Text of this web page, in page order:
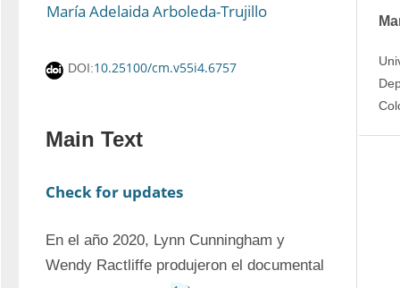
María Adelaida Arboleda-Trujillo
DOI:10.25100/cm.v55i4.6757
Main Text
Check for updates
En el año 2020, Lynn Cunningham y